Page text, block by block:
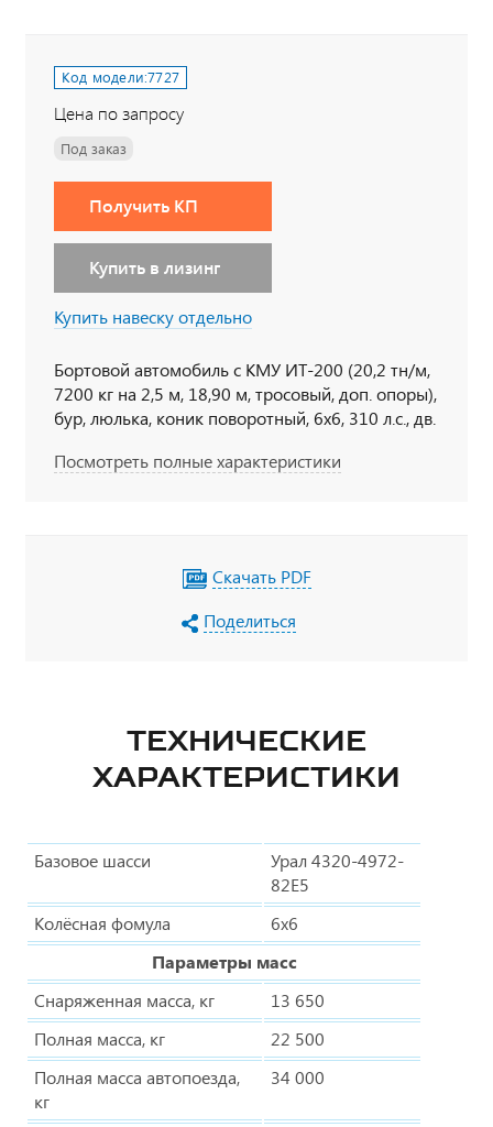
Код модели:7727
Цена по запросу
Под заказ
Получить КП
Купить в лизинг
Купить навеску отдельно
Бортовой автомобиль с КМУ ИТ-200 (20,2 тн/м,
7200 кг на 2,5 м, 18,90 м, тросовый, доп. опоры),
бур, люлька, коник поворотный, 6х6, 310 л.с., дв.
Посмотреть полные характеристики
Скачать PDF
Поделиться
ТЕХНИЧЕСКИЕ
ХАРАКТЕРИСТИКИ
Базовое шасси
Урал 4320-4972-
82Е5
Колёсная фомула
6х6
Параметры масс
Снаряженная масса, кг
13 650
Полная масса, кг
22 500
Полная масса автопоезда,
кг
34 000